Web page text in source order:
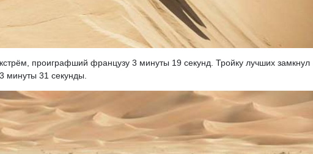
проиграфший французу 3 минуты 19 секунд. Тройку лучших замкнул
минуты 31 секунды.